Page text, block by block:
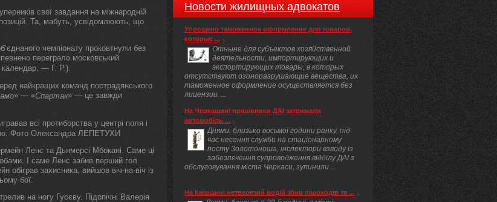
свої завдання на міжнародній
позицій. Та, мабуть, усвідомлюють, що
чемпіонату проковтнули без
переграло московський
календар. — Г. Р.).
найкращих команд пострадянського
» — «Спартак» — це завжди
всі протиборства у центрі поля і
Фото Oлександра ЛЕПЕТУХИ
Ленс та Дьямерсі Мбокані. Саме ці
І саме Ленс забив перший гол
захисника, вийшов віч-на-віч із
бої.
на ногу Гусєву. Підопічні Валерія
Новости жилищных адвокатов
Упрощено таможенное оформление для товаров,
которые ...
Отныне для субъектов хозяйственной
деятельности, импортирующих и
экспортирующих товары, в которых
отсутствуют озоноразрушающие вещества, их
таможенное оформление осуществляется без
лицензии. ...
На Черкащині працівники ДАІ затримали
автомобіль ...
Днями, близько восьмої години ранку, під
час несення служби на стаціонарному
посту Золотоноша, інспектори взводу із
забезпечення супроводження відділу ДАІ з
обслуговування міста Черкаси, зупинили ...
На Київщині нетверезий водій збив пішоходів та ...